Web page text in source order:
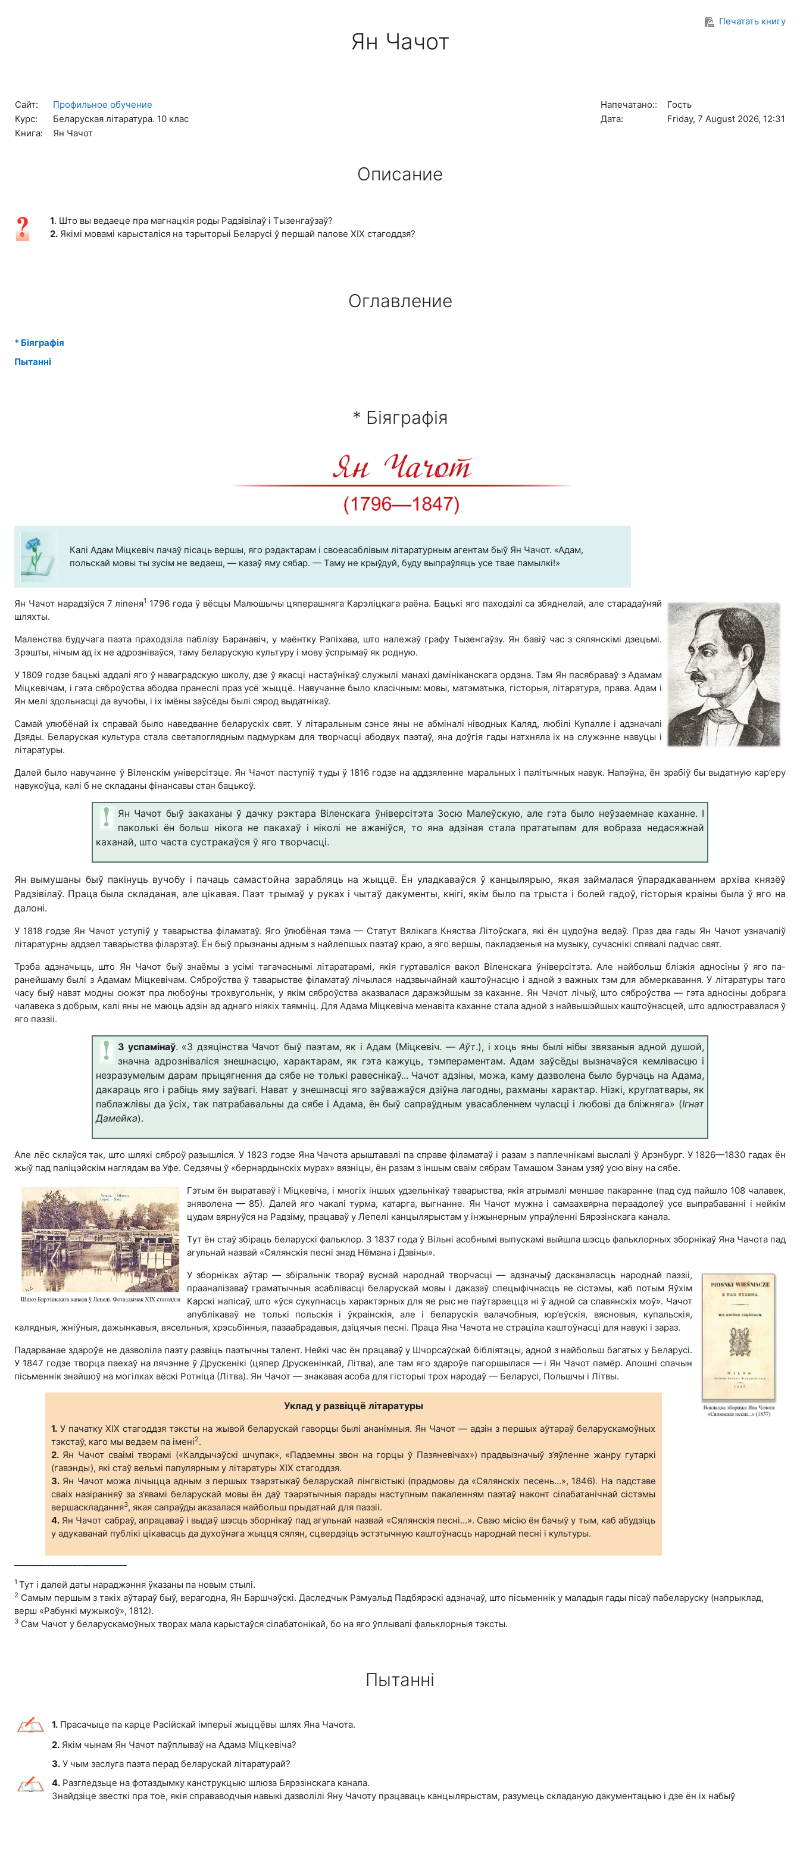
Печатать книгу
Ян Чачот
Сайт:
Профильное обучение
Курс:
Беларуская літаратура. 10 клас
Книга:
Ян Чачот
Напечатано::
Гость
Дата:
Friday, 7 August 2026, 12:31
Описание
1. Што вы ведаеце пра магнацкія роды Радзівілаў і Тызенгаўзаў?
2. Якімі мовамі карысталіся на тэрыторыі Беларусі ў першай палове ХІХ стагоддзя?
Оглавление
* Біяграфія
Пытанні
* Біяграфія
Калі Адам Міцкевіч пачаў пісаць вершы, яго рэдактарам і своеасаблівым літаратурным агентам быў Ян Чачот. «Адам,
польскай мовы ты зусім не ведаеш, — казаў яму сябар. — Таму не крыўдуй, буду выпраўляць усе твае памылкі!»
Ян Чачот нарадзіўся 7 ліпеня1 1796 года ў вёсцы Малюшычы цяперашняга Карэліцкага раёна. Бацькі яго паходзілі са збяднелай, але старадаўняй
шляхты.
Маленства будучага паэта праходзіла паблізу Баранавіч, у маёнтку Рэпіхава, што належаў графу Тызенгаўзу. Ян бавіў час з сялянскімі дзецьмі.
Зрэшты, нічым ад іх не адрозніваўся, таму беларускую культуру і мову ўспрымаў як родную.
У 1809 годзе бацькі аддалі яго ў наваградскую школу, дзе ў якасці настаўнікаў служылі манахі дамініканскага ордэна. Там Ян пасябраваў з Адамам
Міцкевічам, і гэта сяброўства абодва пранеслі праз усё жыццё. Навучанне было класічным: мовы, матэматыка, гісторыя, літаратура, права. Адам і
Ян мелі здольнасці да вучобы, і іх імёны заўсёды былі сярод выдатнікаў.
Самай улюбёнай іх справай было наведванне беларускіх свят. У літаральным сэнсе яны не абміналі ніводных Каляд, любілі Купалле і адзначалі
Дзяды. Беларуская культура стала светапоглядным падмуркам для творчасці абодвух паэтаў, яна доўгія гады натхняла іх на служэнне навуцы і
літаратуры.
Далей было навучанне ў Віленскім універсітэце. Ян Чачот паступіў туды ў 1816 годзе на аддзяленне маральных і палітычных навук. Напэўна, ён зрабіў бы выдатную кар’еру
навукоўца, калі б не складаны фінансавы стан бацькоў.
Ян Чачот быў закаханы ў дачку рэктара Віленскага ўніверсітэта Зосю Малеўскую, але гэта было неўзаемнае каханне. І
паколькі ён больш нікога не пакахаў і ніколі не ажаніўся, то яна адзіная стала прататыпам для вобраза недасяжнай
каханай, што часта сустракаўся ў яго творчасці.
Ян вымушаны быў пакінуць вучобу і пачаць самастойна зарабляць на жыццё. Ён уладкаваўся ў канцылярыю, якая займалася ўпарадкаваннем архіва князёў
Радзівілаў. Праца была складаная, але цікавая. Паэт трымаў у руках і чытаў дакументы, кнігі, якім было па трыста і болей гадоў, гісторыя краіны была ў яго на
далоні.
У 1818 годзе Ян Чачот уступіў у таварыства філаматаў. Яго ўлюбёная тэма — Статут Вялікага Княства Літоўскага, які ён цудоўна ведаў. Праз два гады Ян Чачот узначаліў
літаратурны аддзел таварыства філарэтаў. Ён быў прызнаны адным з найлепшых паэтаў краю, а яго вершы, пакладзеныя на музыку, сучаснікі спявалі падчас свят.
Трэба адзначыць, што Ян Чачот быў знаёмы з усімі тагачаснымі літаратарамі, якія гуртаваліся вакол Віленскага ўніверсітэта. Але найбольш блізкія адносіны ў яго па-
ранейшаму былі з Адамам Міцкевічам. Сяброўства ў таварыстве філаматаў лічылася надзвычайнай каштоўнасцю і адной з важных тэм для абмеркавання. У літаратуры таго
часу быў нават модны сюжэт пра любоўны трохвугольнік, у якім сяброўства аказвалася даражэйшым за каханне. Ян Чачот лічыў, што сяброўства — гэта адносіны добрага
чалавека з добрым, калі яны не маюць адзін ад аднаго ніякіх таямніц. Для Адама Міцкевіча менавіта каханне стала адной з найвышэйшых каштоўнасцей, што адлюстравалася ў
яго паэзіі.
З успамінаў. «З дзяцінства Чачот быў паэтам, як і Адам (Міцкевіч. —Аўт.), і хоць яны былі нібы звязаныя адной душой,
значна адрозніваліся знешнасцю, характарам, як гэта кажуць, тэмпераментам. Адам заўсёды вызначаўся кемлівасцю і
незразумелым дарам прыцягнення да сябе не толькі равеснікаў... Чачот адзіны, можа, каму дазволена было бурчаць на Адама,
дакараць яго і рабіць яму заўвагі. Нават у знешнасці яго заўважаўся дзіўна лагодны, рахманы характар. Нізкі, круглатвары, як
паблажлівы да ўсіх, так патрабавальны да сябе і Адама, ён быў сапраўдным увасабленнем чуласці і любові да бліжняга» (Ігнат
Дамейка).
Але лёс склаўся так, што шляхі сяброў разышліся. У 1823 годзе Яна Чачота арыштавалі па справе філаматаў і разам з паплечнікамі выслалі ў Арэнбург. У 1826—1830 гадах ён
жыў пад паліцэйскім наглядам ва Уфе. Седзячы ў «бернардынскіх мурах» вязніцы, ён разам з іншым сваім сябрам Тамашом Занам узяў усю віну на сябе.
Гэтым ён выратаваў і Міцкевіча, і многіх іншых удзельнікаў таварыства, якія атрымалі меншае пакаранне (пад суд пайшло 108 чалавек,
зняволена — 85). Далей яго чакалі турма, катарга, выгнанне. Ян Чачот мужна і самаахвярна пераадолеў усе выпрабаванні і нейкім
цудам вярнуўся на Радзіму, працаваў у Лепелі канцылярыстам у інжынерным упраўленні Бярэзінскага канала.
Тут ён стаў збіраць беларускі фальклор. З 1837 года ў Вільні асобнымі выпускамі выйшла шэсць фальклорных зборнікаў Яна Чачота пад
агульнай назвай «Сялянскія песні з­над Нёмана і Дзвіны».
У зборніках аўтар — збіральнік твораў вуснай народнай творчасці — адзначыў дасканаласць народнай паэзіі,
прааналізаваў граматычныя асаблівасці беларускай мовы і даказаў спецыфічнасць яе сістэмы, каб потым Яўхім
Карскі напісаў, што «ўся сукупнасць характэрных для яе рыс не паўтараецца ні ў адной са славянскіх моў». Чачот
апублікаваў не толькі польскія і ўкраінскія, але і беларускія валачобныя, юр’еўскія, вясновыя, купальскія,
калядныя, жніўныя, дажынкавыя, вясельныя, хрэсьбінныя, пазаабрадавыя, дзіцячыя песні. Праца Яна Чачота не страціла каштоўнасці для навукі і зараз.
Падарванае здароўе не дазволіла паэту развіць паэтычны талент. Нейкі час ён працаваў у Шчорсаўскай бібліятэцы, адной з найбольш багатых у Беларусі.
У 1847 годзе творца паехаў на лячэнне ў Друскенікі (цяпер Друскенінкай, Літва), але там яго здароўе пагоршылася — і Ян Чачот памёр. Апошні спачын
пісьменнік знайшоў на могілках вёскі Ротніца (Літва). Ян Чачот — знакавая асоба для гісторыі трох народаў — Беларусі, Польшчы і Літвы.
Уклад у развіццё літаратуры
1.У пачатку ХІХ стагоддзя тэксты на жывой беларускай гаворцы былі ананімныя. Ян Чачот — адзін з першых аўтараў беларускамоўных
тэкстаў, каго мы ведаем па імені2.
2.Ян Чачот сваімі творамі («Калдычэўскі шчупак», «Падземны звон на горцы ў Пазяневічах») прадвызначыў з’яўленне жанру гутаркі
(гавэнды), які стаў вельмі папулярным у літаратуры ХІХ стагоддзя.
3.Ян Чачот можа лічыцца адным з першых тэарэтыкаў беларускай лінгвістыкі (прадмовы да «Сялянскіх песень...», 1846). На падставе
сваіх назіранняў за з’явамі беларускай мовы ён даў тэарэтычныя парады наступным пакаленням паэтаў наконт сілаба­танічнай сістэмы
вершаскладання3, якая сапраўды аказалася найбольш прыдатнай для паэзіі.
4.Ян Чачот сабраў, апрацаваў і выдаў шэсць зборнікаў пад агульнай назвай «Сялянскія песні...». Сваю місію ён бачыў у тым, каб абудзіць
у адукаванай публікі цікавасць да духоўнага жыцця сялян, сцвердзіць эстэтычную каштоўнасць народнай песні і культуры.
1 Тут і далей даты нараджэння ўказаны па новым стылі.
2 Самым першым з такіх аўтараў быў, верагодна, Ян Баршчэўскі. Даследчык Рамуальд Падбярэскі адзначаў, што пісьменнік у маладыя гады пісаў пабеларуску (напрыклад,
верш «Рабункі мужыкоў», 1812).
3 Сам Чачот у беларускамоўных творах мала карыстаўся сілаба­тонікай, бо на яго ўплывалі фальклорныя тэксты.
Пытанні
1. Прасачыце па карце Расійскай імперыі жыццёвы шлях Яна Чачота.
2. Якім чынам Ян Чачот паўплываў на Адама Міцкевіча?
3. У чым заслуга паэта перад беларускай літаратурай?
4. Разгледзьце на фотаздымку канструкцыю шлюза Бярэзінскага канала.
Знайдзіце звесткі пра тое, якія справаводчыя навыкі дазволілі Яну Чачоту працаваць канцылярыстам, разумець складаную дакументацыю і дзе ён іх набыў